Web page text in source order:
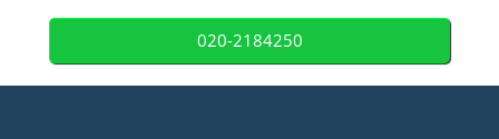
020-2184250